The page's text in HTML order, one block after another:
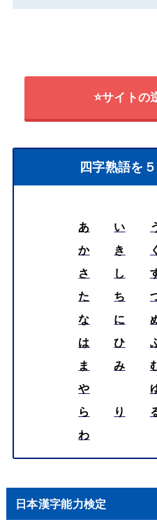
⭐サイトの
四字熟語を
あ い
か
き く
さ
し
た
ち
な
に
は
ひ
ま
み
や
ら
り
わ
日本漢字能力検定